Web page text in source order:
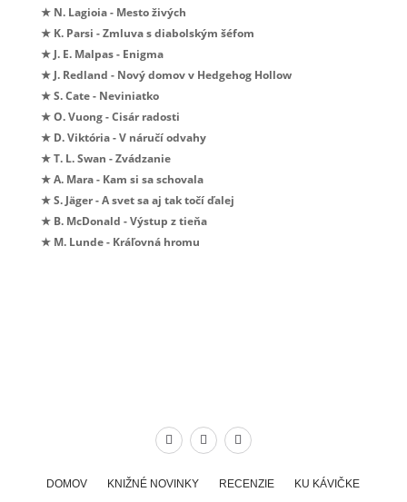
★ N. Lagioia - Mesto živých
★ K. Parsi - Zmluva s diabolským šéfom
★ J. E. Malpas - Enigma
★ J. Redland - Nový domov v Hedgehog Hollow
★ S. Cate - Neviniatko
★ O. Vuong - Cisár radosti
★ D. Viktória - V náručí odvahy
★ T. L. Swan - Zvádzanie
★ A. Mara - Kam si sa schovala
★ S. Jäger - A svet sa aj tak točí ďalej
★ B. McDonald - Výstup z tieňa
★ M. Lunde - Kráľovná hromu
DOMOV KNIŽNÉ NOVINKY RECENZIE KU KÁVIČKE